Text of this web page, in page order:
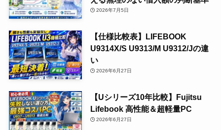
2026年7月5日
【仕様比較表】LIFEBOOK
U9314X/S U9313/M U9312/Jの違
い
2026年6月27日
【Uシリーズ10年比較】Fujitsu
Lifebook 高性能＆超軽量PC
2026年6月27日